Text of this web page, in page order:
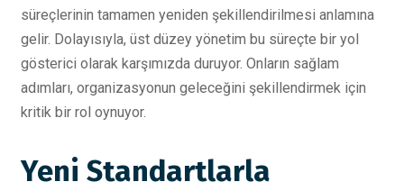
süreçlerinin tamamen yeniden şekillendirilmesi anlamına
gelir. Dolayısıyla, üst düzey yönetim bu süreçte bir yol
gösterici olarak karşımızda duruyor. Onların sağlam
adımları, organizasyonun geleceğini şekillendirmek için
kritik bir rol oynuyor.
Yeni Standartlarla